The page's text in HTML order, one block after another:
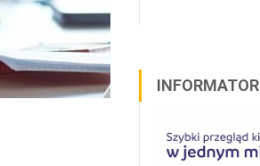
INFORMATOR